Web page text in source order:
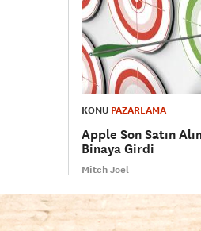
KONU PAZARLAMA
Apple Son Satın
Binaya Girdi
Mitch Joel